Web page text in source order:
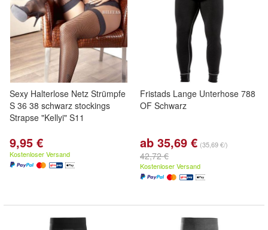
Sexy Halterlose Netz Strümpfe
S 36 38 schwarz stockings
Strapse "Kellyi" S11
9,95 €
Kostenloser Versand
Fristads Lange Unterhose 788
OF Schwarz
ab 35,69 € (35,69 €/)
42,72 €
Kostenloser Versand